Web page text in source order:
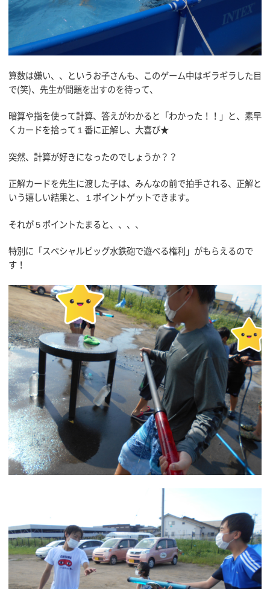
算数は嫌い、、というお子さんも、このゲーム中はギラギラした目
で(笑)、先生が問題を出すのを待って、
暗算や指を使って計算、答えがわかると「わかった！！」と、素早
くカードを拾って１番に正解し、大喜び★
突然、計算が好きになったのでしょうか？？
正解カードを先生に渡した子は、みんなの前で拍手される、正解と
いう嬉しい結果と、１ポイントゲットできます。
それが５ポイントたまると、、、、
特別に「スペシャルビッグ水鉄砲で遊べる権利」がもらえるので
す！